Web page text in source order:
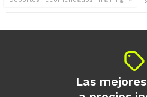
Las
¡Sumate a la